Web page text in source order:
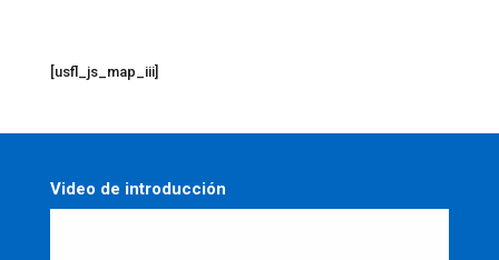
[usfl_js_map_iii]
Video de introducción